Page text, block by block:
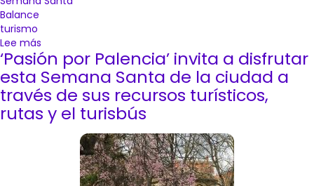
Balance
turismo
Lee más
El
buen
tiempo,
la
participación
ciudadana
incorporación
‘Pasión por Palencia’ invita a disfrutar
esta Semana Santa de la ciudad a
través de sus recursos turísticos,
rutas y el turisbús